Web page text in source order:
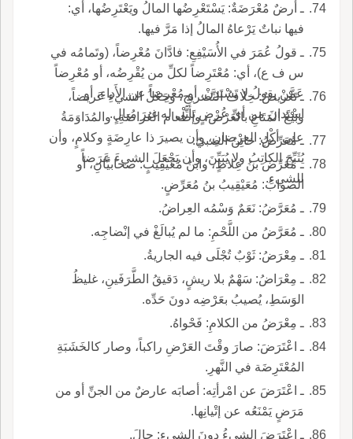
ـ أرضٌ مُعْرَضَةٌ: يَسْتَعْرِضُها المالُ ويَعْتَرِضُها، أَي:
فيها نباتٌ يَرْعاهُ المالُ إذا مَرَّ فيها.
ـ قولُ عُمَرَ في الأُسَيْفِعِ: فادَّانَ مُعْرِضاً، (وتَمامُه في
س ف ع)، أي: مُعْتَرِضاً لكلِّ من يُقْرِضُه، أو مُعْرِضاً
عَمَّنْ يقولُ لا تَسْتَدِنْ، أو مُعْرِضاً عن الأَداءِ، أو
اسْتَدانَ من أيِّ عُرْضٍ تَأتَّى له غيرَ مُبالٍ.
ـ تَعْريضُ: خِلافُ التَّصريحِ، وجَعْلُ الشيءِ عَريضاً،
وبَيْعُ المَتَاعِ بالعَرْض، وإطْعام العُراضَةِ، والمُدَاوَمَةُ
على أكْلِ العِرْضانِ، وأن يصيرَ ذا عارِضَةٍ وكلامٍ، وأن
يُثَبِّجَ الكاتِبُ ولا يُبَيِّنَ، وأن يَجْعَلَ الشيءَ عَرَضاً
للشيءِ.
ـ مُعَرِّضُ: خاتِنُ الصبيّ.
ـ مُعَرِّضُ بنُ عِلاطٍ، وابنُ مُعَيْقِيبٍ: صحابيَّانِ، أو
الصوابُ: مُعَيْقِيبُ بنُ مُعَرِّضٍ.
ـ مُعَرَّضُ: نَعَمٌ وَسْمُه العِراضُ.
ـ مُعَرَّضُ من اللَّحْمِ: ما لم يُبالَغْ في إنْضاجِه.
ـ مِعْرَضُ: ثَوْبٌ تُجْلَى فيه الجاريةُ.
ـ مِعْرَاضُ: سَهْمٌ بلا ريشٍ، دَقيقُ الطَّرَفَينِ، غليظُ
الوَسَطِ، يُصيبُ بعَرْضِه دونَ حَدِّه.
ـ مِعْرَضُ من الكلامِ: فَحْواهُ.
ـ اعْتَرَضَ: صارَ وقْتَ العَرْضِ راكباً، وصار كالخَشَبَةِ
المُعْتَرِضَة في النَّهرِ.
ـ اعْتَرَضَ عن امْرأتِه: أصابَه عارضٌ من الجنِّ أو من
مَرَضٍ يَمْنَعُه عن إتْيانِها.
ـ اعْتَرَضَ الشيءُ دونَ الشيءِ: حالَ.